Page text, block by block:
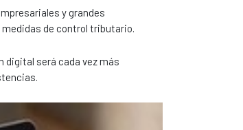
y grandes
de control tributario.
digital será cada vez más